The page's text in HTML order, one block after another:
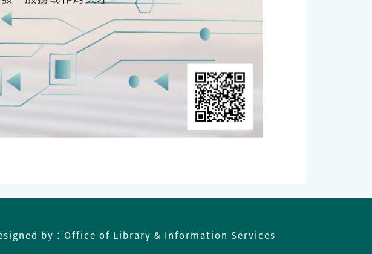
by：Office of Library & Information Services